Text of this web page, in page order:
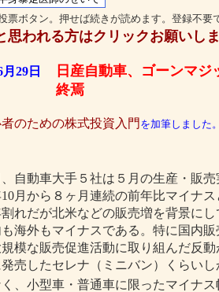
票ボタン。押せば続きが読めます。登録不要
思われる方はクリックお願いし
29日
日産自動車、ゴーンマジ
終焉
のための株式投資入門 を加筆しました
、自動車大手５社は５月の生産・販
月から８ヶ月連続の前年比マイナ
れだが北米などの販売増を背景に
海外もマイナスである。特に国内
規模な販売促進活動に取り組んだ反
売したセレナ（ミニバン）くらい
、小型車・普通車に限ったマイナス